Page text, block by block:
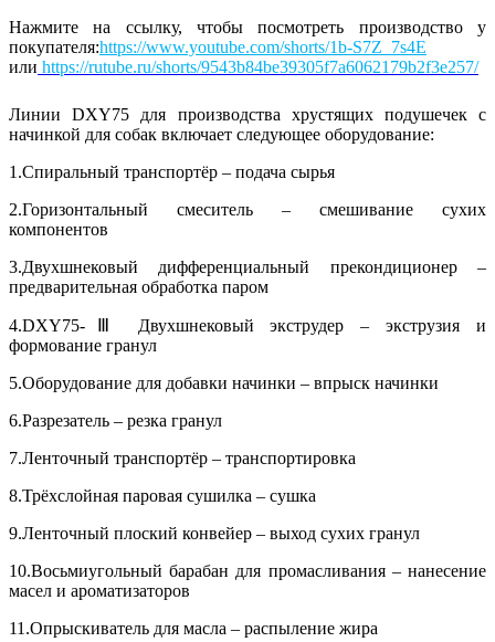
Нажмите на ссылку, чтобы посмотреть производство у
покупателя:https://www.youtube.com/shorts/1b-S7Z_7s4E
или https://rutube.ru/shorts/9543b84be39305f7a6062179b2f3e257/
Линии DXY75 для производства хрустящих подушечек с
начинкой для собак включает следующее оборудование:
1.Спиральный транспортёр – подача сырья
2.Горизонтальный смеситель – смешивание сухих
компонентов
3.Двухшнековый дифференциальный прекондиционер –
предварительная обработка паром
4.DXY75-Ⅲ Двухшнековый экструдер – экструзия и
формование гранул
5.Оборудование для добавки начинки – впрыск начинки
6.Разрезатель – резка гранул
7.Ленточный транспортёр – транспортировка
8.Трёхслойная паровая сушилка – сушка
9.Ленточный плоский конвейер – выход сухих гранул
10.Восьмиугольный барабан для промасливания – нанесение
масел и ароматизаторов
11.Опрыскиватель для масла – распыление жира